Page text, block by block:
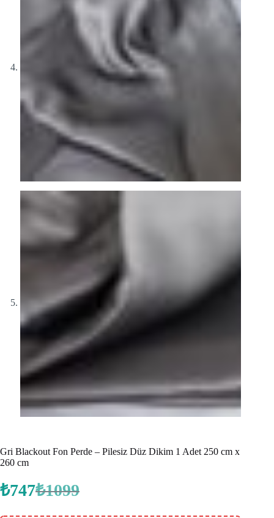
Gri Blackout Fon Perde – Pilesiz Düz Dikim 1 Adet 250 cm x
260 cm
₺1099
Orijinal
₺747 Şu
fiyat: